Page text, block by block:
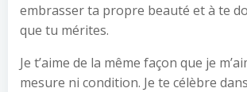
embrasser ta propre beauté et à te
que tu mérites.
Je t’aime de la même façon que je
mesure ni condition. Je te célèbre